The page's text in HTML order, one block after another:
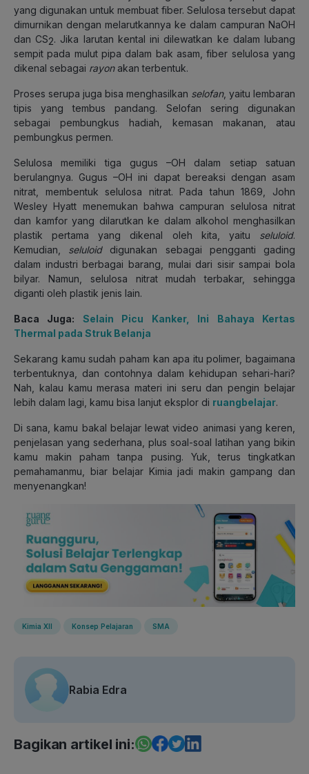
yang digunakan untuk membuat fiber. Selulosa tersebut dapat
dimurnikan dengan melarutkannya ke dalam campuran NaOH
dan CS2. Jika larutan kental ini dilewatkan ke dalam lubang
sempit pada mulut pipa dalam bak asam, fiber selulosa yang
dikenal sebagai rayonakan terbentuk.
Proses serupa juga bisa menghasilkan selofan, yaitu lembaran
tipis yang tembus pandang. Selofan sering digunakan
sebagai pembungkus hadiah, kemasan makanan, atau
pembungkus permen.
Selulosa memiliki tiga gugus–OH dalam setiap satuan
berulangnya. Gugus –OH ini dapat bereaksi dengan asam
nitrat, membentuk selulosa nitrat. Pada tahun 1869, John
Wesley Hyatt menemukan bahwa campuran selulosa nitrat
dan kamfor yang dilarutkan ke dalam alkohol menghasilkan
plastik pertama yang dikenal oleh kita, yaitu seluloid.
Kemudian, seluloiddigunakan sebagai pengganti gading
dalam industri berbagai barang, mulai dari sisir sampai bola
bilyar. Namun, selulosa nitrat mudah terbakar, sehingga
diganti oleh plastik jenis lain.
Baca Juga: Selain Picu Kanker, Ini Bahaya Kertas
Thermal pada Struk Belanja
Sekarang kamu sudah paham kan apa itu polimer, bagaimana
terbentuknya, dan contohnya dalam kehidupan sehari-hari?
Nah, kalau kamu merasa materi ini seru dan pengin belajar
lebih dalam lagi, kamu bisa lanjut eksplor di ruangbelajar.
Di sana, kamu bakal belajar lewat video animasi yang keren,
penjelasan yang sederhana, plus soal-soal latihan yang bikin
kamu makin paham tanpa pusing. Yuk, terus tingkatkan
pemahamanmu, biar belajar Kimia jadi makin gampang dan
menyenangkan!
Kimia XII Konsep Pelajaran SMA
Rabia Edra
Bagikan artikel ini: